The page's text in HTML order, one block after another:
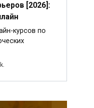
[2026]:
курсов по